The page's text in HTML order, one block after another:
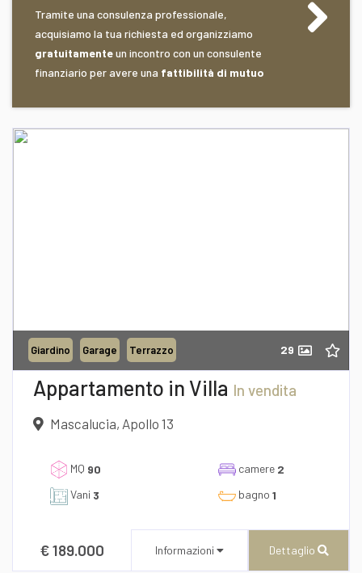
CENTURY 21 AZ Immobiliare
Via Roma n° 173/175
Recapito telefonico
Desidero Visionare L'Immobile
l'informativa sulla privacy
Tramite una consulenza professionale,
acquisiamo la tua richiesta ed organizziamo
gratuitamenteun incontro con un consulente
finanziario per avere una fattibilità di mutuo
Giardino Garage Terrazzo 29
Appartamento in Villa In vendita
Mascalucia, Apollo 13
MQ 90 camere 2
Vani 3 bagno 1
€ 189.000 Informazioni Dettaglio